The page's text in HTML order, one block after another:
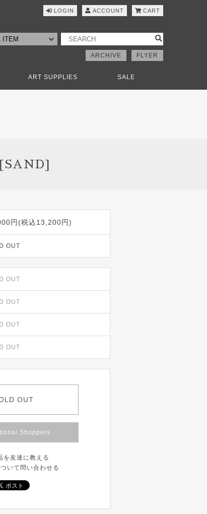
LOGIN ACCOUNT CART
ARCHIVE FLYER
ART SUPPLIES SALE
円(税込13,200円)
OUT
OUT
OUT
OUT
OUT
OUT
Shoppers
を友達に教える
いて問い合わせる